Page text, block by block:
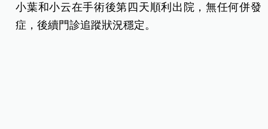
小葉和小云在手術後第四天順利出院，無任何併發
症，後續門診追蹤狀況穩定。